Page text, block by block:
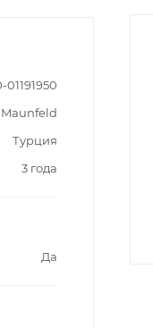
01191950
Maunfeld
Турция
3 года
Да